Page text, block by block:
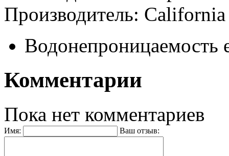
Производитель:
Водонепроницаемость
Комментарии
Пока нет комментариев
Имя: Ваш отзыв: